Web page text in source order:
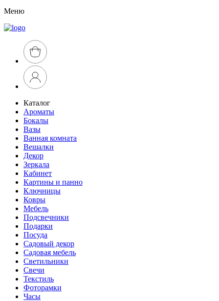
Меню
Каталог
Ароматы
Бокалы
Вазы
Ванная комната
Вешалки
Декор
Зеркала
Кабинет
Картины и панно
Ключницы
Ковры
Мебель
Подсвечники
Подарки
Посуда
Садовый декор
Садовая мебель
Светильники
Свечи
Текстиль
Фоторамки
Часы